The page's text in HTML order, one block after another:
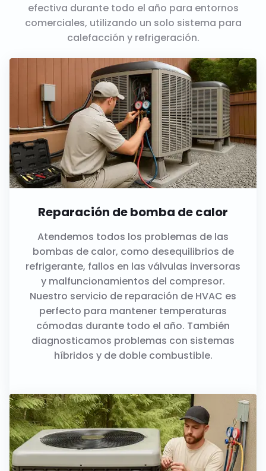
efectiva durante todo el año para entornos
comerciales, utilizando un solo sistema para
calefacción y refrigeración.
Reparación de bomba de calor
Atendemos todos los problemas de las
bombas de calor, como desequilibrios de
refrigerante, fallos en las válvulas inversoras
y malfuncionamientos del compresor.
Nuestro servicio de reparación de HVAC es
perfecto para mantener temperaturas
cómodas durante todo el año. También
diagnosticamos problemas con sistemas
híbridos y de doble combustible.